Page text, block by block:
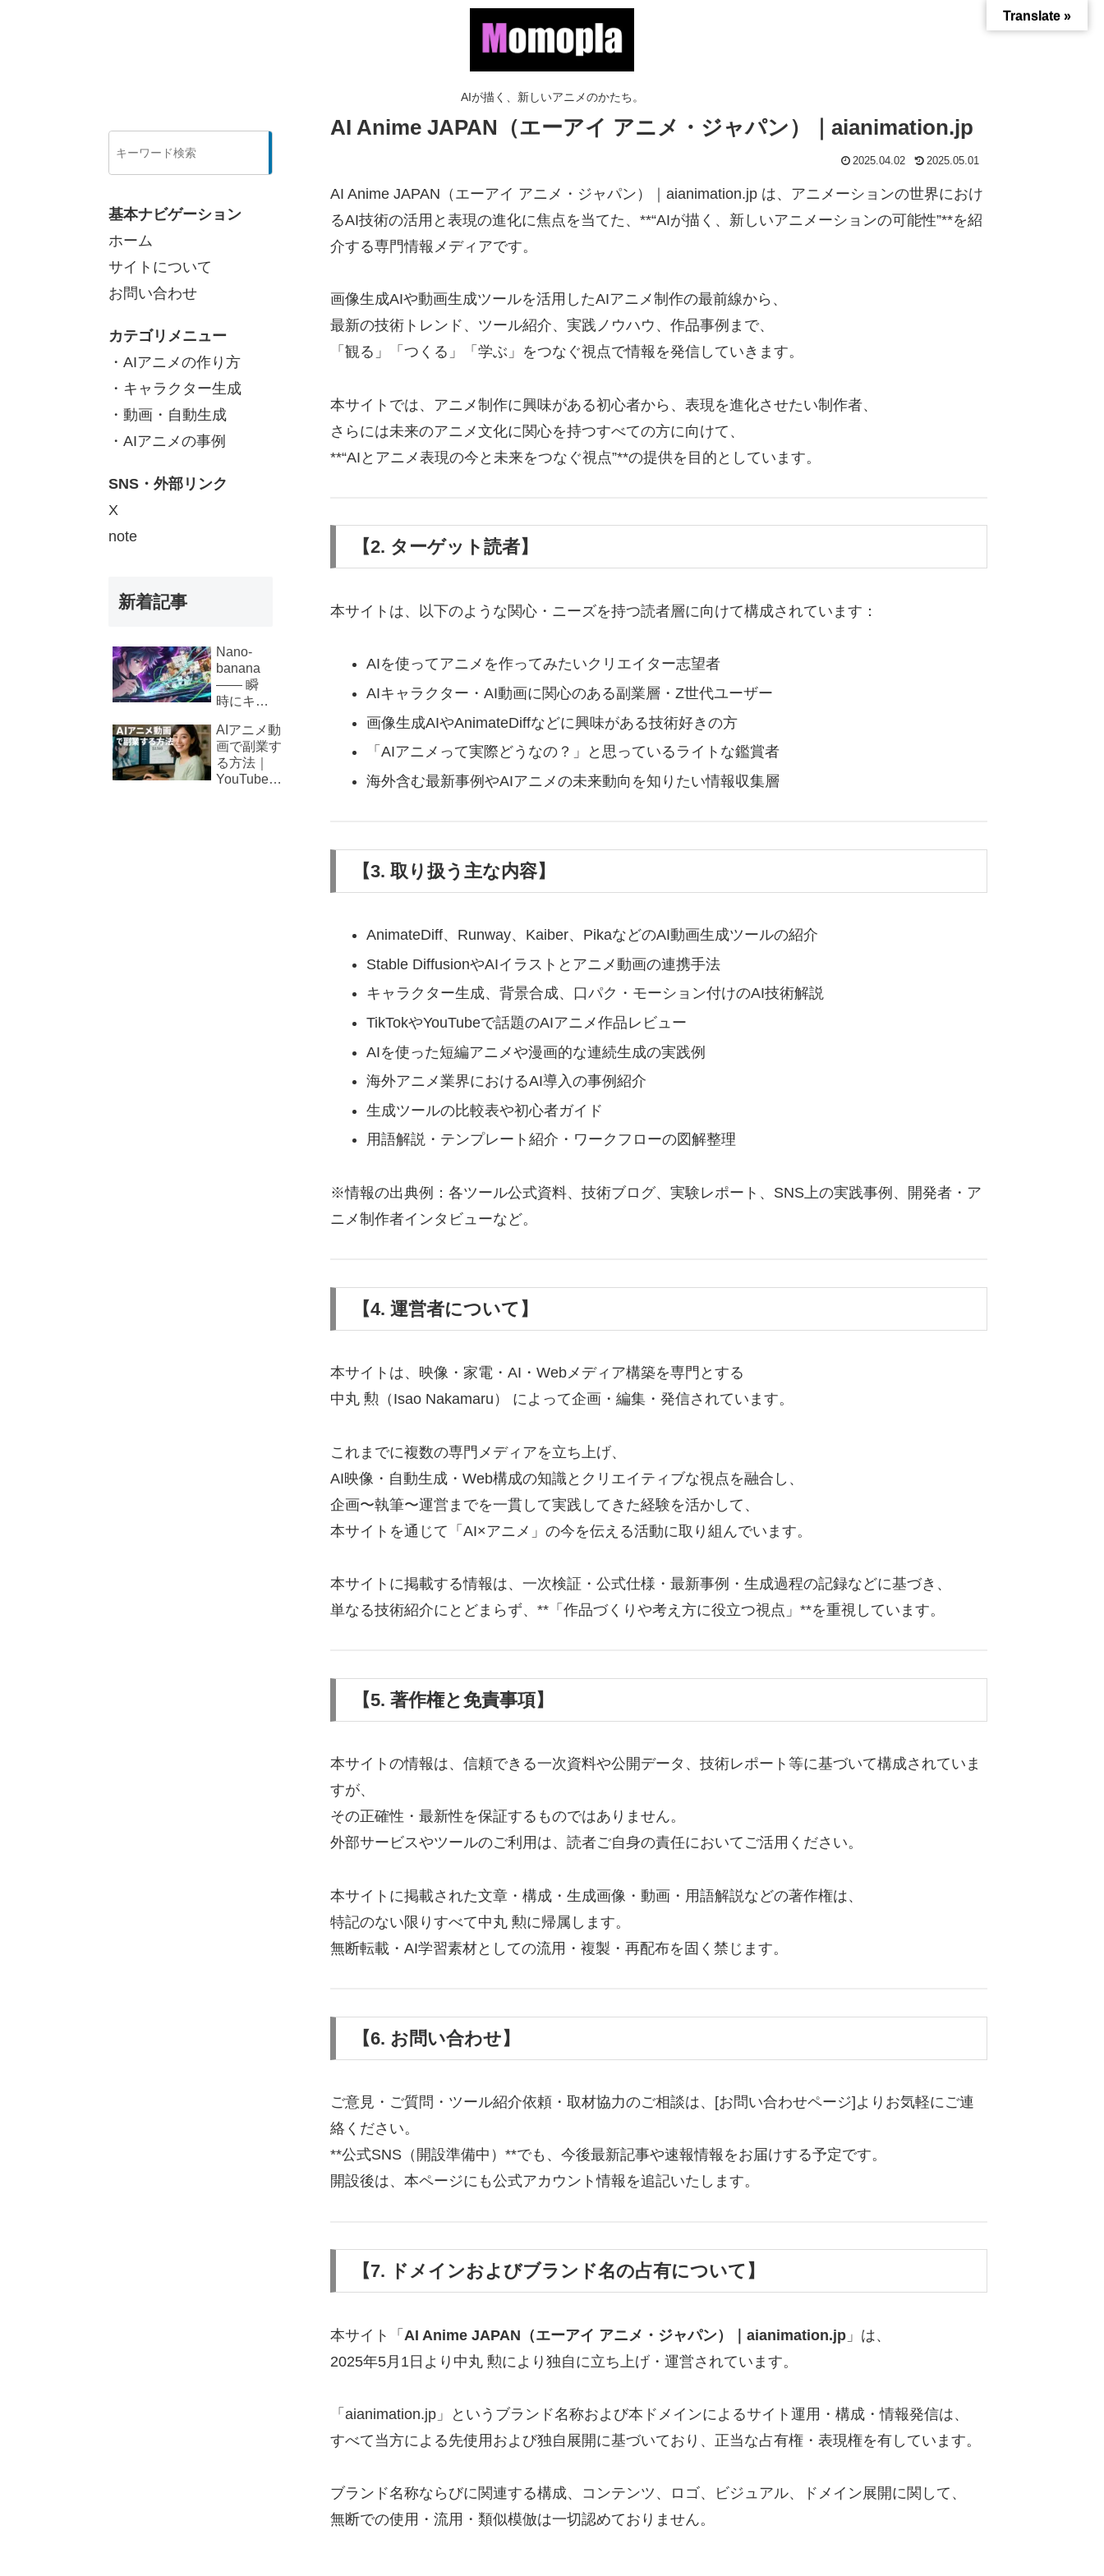
AIが描く、新しいアニメのかたち。
AI Anime JAPAN（エーアイ アニメ・ジャパン）｜aianimation.jp
2025.04.02 2025.05.01
AI Anime JAPAN（エーアイ アニメ・ジャパン）｜aianimation.jp は、アニメーションの世界におけ
るAI技術の活用と表現の進化に焦点を当てた、**“AIが描く、新しいアニメーションの可能性”**を紹
介する専門情報メディアです。
画像生成AIや動画生成ツールを活用したAIアニメ制作の最前線から、
最新の技術トレンド、ツール紹介、実践ノウハウ、作品事例まで、
「観る」「つくる」「学ぶ」をつなぐ視点で情報を発信していきます。
本サイトでは、アニメ制作に興味がある初心者から、表現を進化させたい制作者、
さらには未来のアニメ文化に関心を持つすべての方に向けて、
**“AIとアニメ表現の今と未来をつなぐ視点”**の提供を目的としています。
【2. ターゲット読者】
本サイトは、以下のような関心・ニーズを持つ読者層に向けて構成されています：
AIを使ってアニメを作ってみたいクリエイター志望者
AIキャラクター・AI動画に関心のある副業層・Z世代ユーザー
画像生成AIやAnimateDiffなどに興味がある技術好きの方
「AIアニメって実際どうなの？」と思っているライトな鑑賞者
海外含む最新事例やAIアニメの未来動向を知りたい情報収集層
【3. 取り扱う主な内容】
AnimateDiff、Runway、Kaiber、PikaなどのAI動画生成ツールの紹介
Stable DiffusionやAIイラストとアニメ動画の連携手法
キャラクター生成、背景合成、口パク・モーション付けのAI技術解説
TikTokやYouTubeで話題のAIアニメ作品レビュー
AIを使った短編アニメや漫画的な連続生成の実践例
海外アニメ業界におけるAI導入の事例紹介
生成ツールの比較表や初心者ガイド
用語解説・テンプレート紹介・ワークフローの図解整理
※情報の出典例：各ツール公式資料、技術ブログ、実験レポート、SNS上の実践事例、開発者・ア
ニメ制作者インタビューなど。
【4. 運営者について】
本サイトは、映像・家電・AI・Webメディア構築を専門とする
中丸 勲（Isao Nakamaru） によって企画・編集・発信されています。
これまでに複数の専門メディアを立ち上げ、
AI映像・自動生成・Web構成の知識とクリエイティブな視点を融合し、
企画〜執筆〜運営までを一貫して実践してきた経験を活かして、
本サイトを通じて「AI×アニメ」の今を伝える活動に取り組んでいます。
本サイトに掲載する情報は、一次検証・公式仕様・最新事例・生成過程の記録などに基づき、
単なる技術紹介にとどまらず、**「作品づくりや考え方に役立つ視点」**を重視しています。
【5. 著作権と免責事項】
本サイトの情報は、信頼できる一次資料や公開データ、技術レポート等に基づいて構成されていま
すが、
その正確性・最新性を保証するものではありません。
外部サービスやツールのご利用は、読者ご自身の責任においてご活用ください。
本サイトに掲載された文章・構成・生成画像・動画・用語解説などの著作権は、
特記のない限りすべて中丸 勲に帰属します。
無断転載・AI学習素材としての流用・複製・再配布を固く禁じます。
【6. お問い合わせ】
ご意見・ご質問・ツール紹介依頼・取材協力のご相談は、[お問い合わせページ]よりお気軽にご連
絡ください。
**公式SNS（開設準備中）**でも、今後最新記事や速報情報をお届けする予定です。
開設後は、本ページにも公式アカウント情報を追記いたします。
【7. ドメインおよびブランド名の占有について】
本サイト「 AI Anime JAPAN（エーアイ アニメ・ジャパン）｜aianimation.jp 」は、
2025年5月1日より中丸 勲により独自に立ち上げ・運営されています。
「aianimation.jp」というブランド名称および本ドメインによるサイト運用・構成・情報発信は、
すべて当方による先使用および独自展開に基づいており、正当な占有権・表現権を有しています。
ブランド名称ならびに関連する構成、コンテンツ、ロゴ、ビジュアル、ドメイン展開に関して、
無断での使用・流用・類似模倣は一切認めておりません。
基本ナビゲーション
ホーム
サイトについて
お問い合わせ
カテゴリメニュー
・AIアニメの作り方
・キャラクター生成
・動画・自動生成
・AIアニメの事例
SNS・外部リンク
X
note
新着記事
Nano-
banana
—— 瞬
時にキャ
が生き生
きと動き
出す！AI
アニメが
AIアニメ動
画で副業す
る方法｜
YouTube・
Translate »